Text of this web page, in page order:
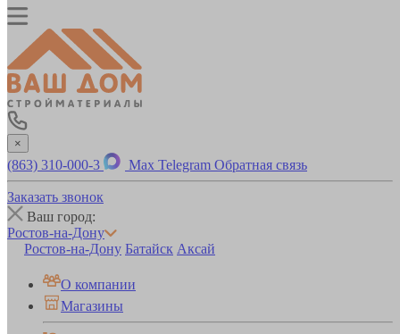
×
(863) 310-000-3 Max Telegram Обратная связь
Заказать звонок
Ваш город:
Ростов-на-Дону
Ростов-на-Дону Батайск Аксай
О компании
Магазины